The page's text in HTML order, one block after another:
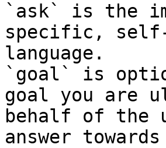
`ask` is the
specific,
language.
`goal` is
goal you are
behalf of the
answer